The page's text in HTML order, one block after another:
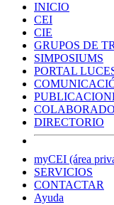
INICIO
CEI
CIE
GRUPOS DE
SIMPOSIUMS
PORTAL
DIRECTORIO
myCEI (área
SERVICIOS
CONTACTAR
Ayuda